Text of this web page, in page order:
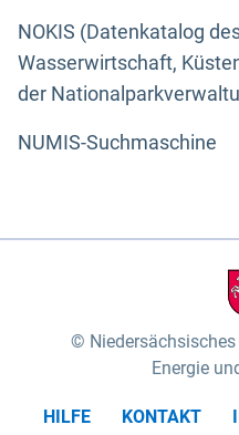
NOKIS (Datenkatalog
Wasserwirtschaft,
der
NUMIS-Suchmaschine
Energie
HILFE KONTAKT